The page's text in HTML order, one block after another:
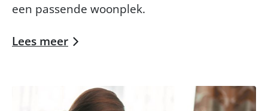
een passende woonplek.
Lees meer